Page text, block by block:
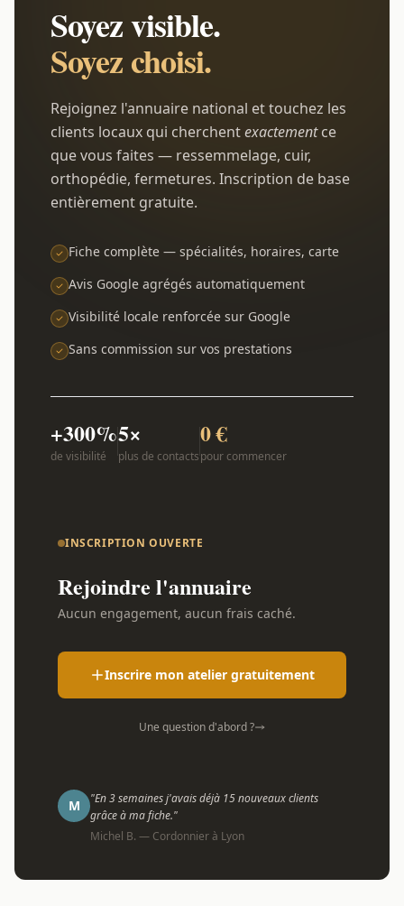
Soyez visible.
Soyez choisi.
Rejoignez l'annuaire national et touchez les
clients locaux qui cherchentexactementce
que vous faites — ressemmelage, cuir,
orthopédie, fermetures. Inscription de base
entièrement gratuite.
Fiche complète — spécialités, horaires, carte
Avis Google agrégés automatiquement
Visibilité locale renforcée sur Google
Sans commission sur vos prestations
+300%
de visibilité
5×
plus de contacts
0 €
pour commencer
INSCRIPTION OUVERTE
Rejoindre l'annuaire
Aucun engagement, aucun frais caché.
Inscrire mon atelier gratuitement
Une question d'abord ?
M
"En 3 semaines j'avais déjà 15 nouveaux clients
grâce à ma fiche."
Michel B. — Cordonnier à Lyon